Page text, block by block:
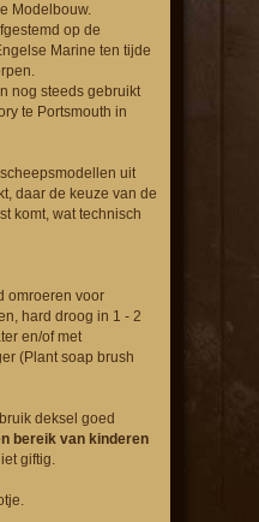
Modelbouw.
op de
Marine ten tijde
nog steeds gebruikt
te Portsmouth in
uit
daar de keuze van de
komt, wat technisch
omroeren voor
hard droog in 1 - 2
en/of met
(Plant soap brush
deksel goed
bereik van kinderen
giftig.